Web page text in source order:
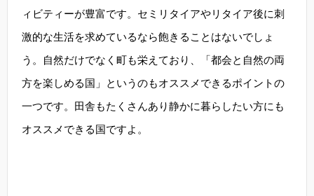
ィビティーが豊富です。セミリタイアやリタイア後に刺
激的な生活を求めているなら飽きることはないでしょ
う。自然だけでなく町も栄えており、「都会と自然の両
方を楽しめる国」というのもオススメできるポイントの
一つです。田舎もたくさんあり静かに暮らしたい方にも
オススメできる国ですよ。